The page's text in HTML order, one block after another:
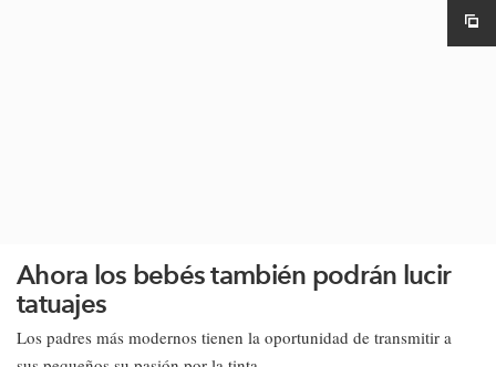
Ahora los bebés también podrán lucir
tatuajes
Los padres más modernos tienen la oportunidad de transmitir a